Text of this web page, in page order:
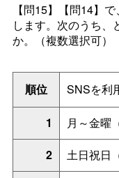
【問15】【問14】
します。次のうち
か。（複数選択可）
順位
SNSを利
1
月～金曜
2
土日祝日